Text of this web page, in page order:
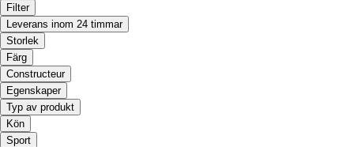
Filter
Leverans inom 24 timmar
Storlek
Färg
Constructeur
Egenskaper
Typ av produkt
Kön
Sport